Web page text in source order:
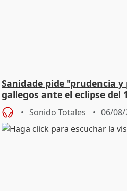
Sanidade pide "prudencia
gallegos ante el eclipse del
Sonido Totales 06/08/